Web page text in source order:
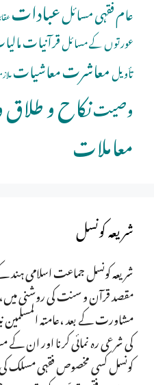
عام فقہی مسائلعبادات
عورتوں کے مسائلقرآنیات
تأویلمعاشرتمعاشیات
وصیتنکاح و
معاملات
شریعہ کونسل
شریعہ کونسل جماعت اسلامی
مقصد قرآن و سنت کی روشنی
مشاورت کے بعد ،عامتہ
کی شرعی رہ نمائی کرنا اور ان
کونسل کسی مخصوص فقہی مسلک